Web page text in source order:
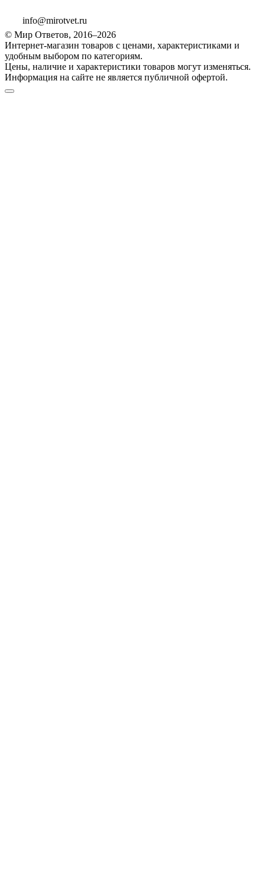
info@mirotvet.ru
© Мир Ответов, 2016–2026
Интернет-магазин товаров с ценами, характеристиками и
удобным выбором по категориям.
Цены, наличие и характеристики товаров могут изменяться.
Информация на сайте не является публичной офертой.